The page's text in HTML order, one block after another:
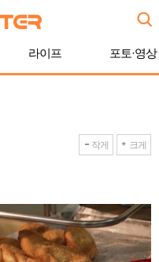
라이프 포토·영상
작게 크게